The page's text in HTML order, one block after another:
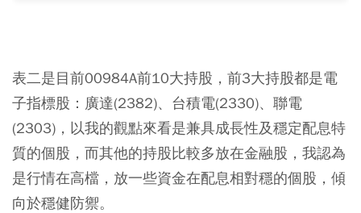
表二是目前00984A前10大持股，前3大持股都是電
子指標股：廣達(2382)、台積電(2330)、聯電
(2303)，以我的觀點來看是兼具成長性及穩定配息特
質的個股，而其他的持股比較多放在金融股，我認為
是行情在高檔，放一些資金在配息相對穩的個股，傾
向於穩健防禦。